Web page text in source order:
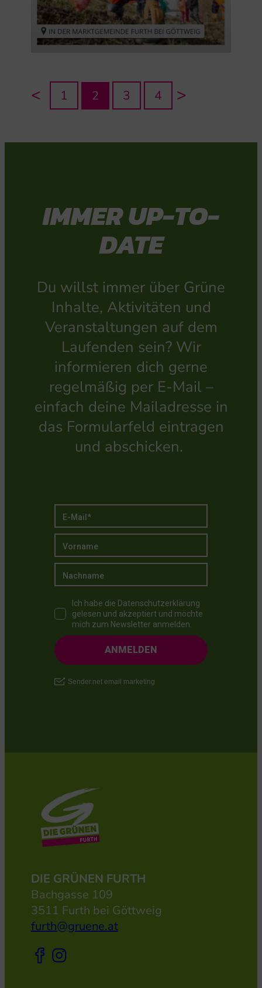
< 1 2 3 4 >
IMMER UP-TO-
DATE
Du willst immer über Grüne
Inhalte, Aktivitäten und
Veranstaltungen auf dem
Laufenden sein? Wir
informieren dich gerne
regelmäßig per E-Mail –
einfach deine Mailadresse in
das Formularfeld eintragen
und abschicken.
DIE GRÜNEN FURTH
Bachgasse 109
3511 Furth bei Göttweig
furth@gruene.at